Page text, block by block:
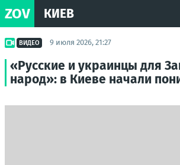
ZOV КИЕВ
ВИДЕО 9 июля 2026, 21:27
«Русские и украинцы для
народ»: в Киеве начали